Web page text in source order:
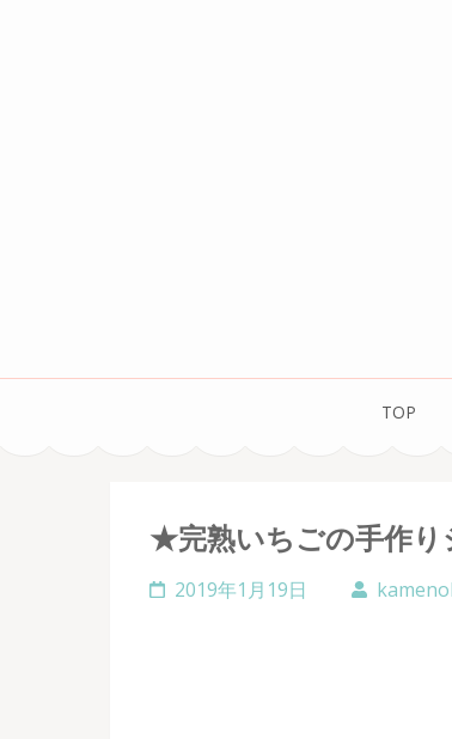
を
TOP
★完熟いちごの手作
2019年1月19日